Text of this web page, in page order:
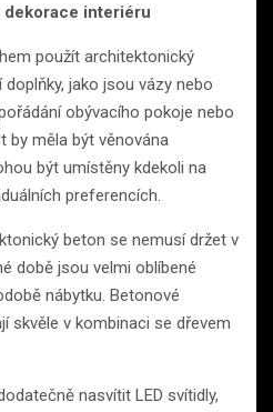
interiéru
použít architektonický
jako jsou vázy nebo
obývacího pokoje nebo
by měla být věnována
být umístěny kdekoli na
preferencích.
beton se nemusí držet v
době jsou velmi oblíbené
nábytku. Betonové
skvěle v kombinaci se dřevem
nasvítit LED svítidly,